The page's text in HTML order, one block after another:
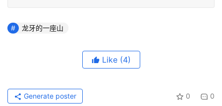
龙牙的一座山
Like (4)
0 0
Generate poster